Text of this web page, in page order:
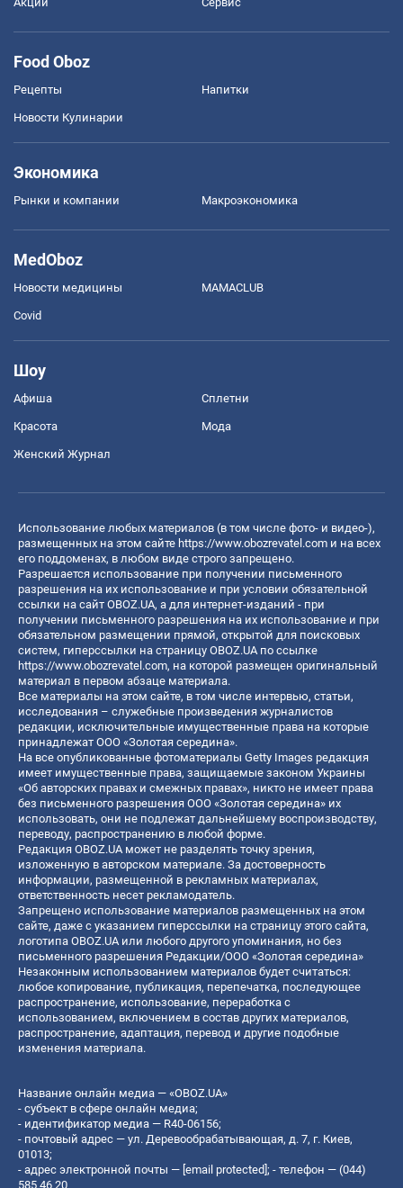
Food Oboz
Рецепты Напитки
Новости Кулинарии
Экономика
Рынки и компании Mакроэкономика
MedOboz
Новости медицины MAMACLUB
Covid
Шоу
Афиша Сплетни
Красота Мода
Женский Журнал
Использование любых материалов (в том числе фото- и видео-),
размещенных на этом сайте https://www.obozrevatel.com и на всех
его поддоменах, в любом виде строго запрещено.
Разрешается использование при получении письменного
разрешения на их использование и при условии обязательной
ссылки на сайт OBOZ.UA, а для интернет-изданий - при
получении письменного разрешения на их использование и при
обязательном размещении прямой, открытой для поисковых
систем, гиперссылки на страницу OBOZ.UA по ссылке
https://www.obozrevatel.com, на которой размещен оригинальный
материал в первом абзаце материала.
Все материалы на этом сайте, в том числе интервью, статьи,
исследования – служебные произведения журналистов
редакции, исключительные имущественные права на которые
принадлежат ООО «Золотая середина».
На все опубликованные фотоматериалы Getty Images редакция
имеет имущественные права, защищаемые законом Украины
«Об авторских правах и смежных правах», никто не имеет права
без письменного разрешения ООО «Золотая середина» их
использовать, они не подлежат дальнейшему воспроизводству,
переводу, распространению в любой форме.
Редакция OBOZ.UA может не разделять точку зрения,
изложенную в авторском материале. За достоверность
информации, размещенной в рекламных материалах,
ответственность несет рекламодатель.
Запрещено использование материалов размещенных на этом
сайте, даже с указанием гиперссылки на страницу этого сайта,
логотипа OBOZ.UA или любого другого упоминания, но без
письменного разрешения Редакции/ООО «Золотая середина»
Незаконным использованием материалов будет считаться:
любое копирование, публикация, перепечатка, последующее
распространение, использование, переработка с
использованием, включением в состав других материалов,
распространение, адаптация, перевод и другие подобные
изменения материала.
Название онлайн медиа — «OBOZ.UA»
- субъект в сфере онлайн медиа;
- идентификатор медиа — R40-06156;
- почтовый адрес — ул. Деревообрабатывающая, д. 7, г. Киев,
01013;
- адрес электронной почты — [email protected]; - телефон — (044)
585 46 20